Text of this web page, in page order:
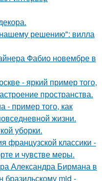
решению": вилла
Фабио новембре в
- яркий пример того,
пространства.
- пример того, как
жизни.
уборки.
французской классики -
и чувстве меры.
Александра Бирмана в
бразильскому mid -